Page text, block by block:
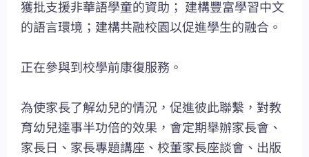
獲批支援非華語學童的資助； 建構豐富學習中文
的語言環境；建構共融校園以促進學生的融合。
正在參與到校學前康復服務。
為使家長了解幼兒的情況，促進彼此聯繫，對教
育幼兒達事半功倍的效果，會定期舉辦家長會、
家長日、家長專題講座、校董家長座談會、出版